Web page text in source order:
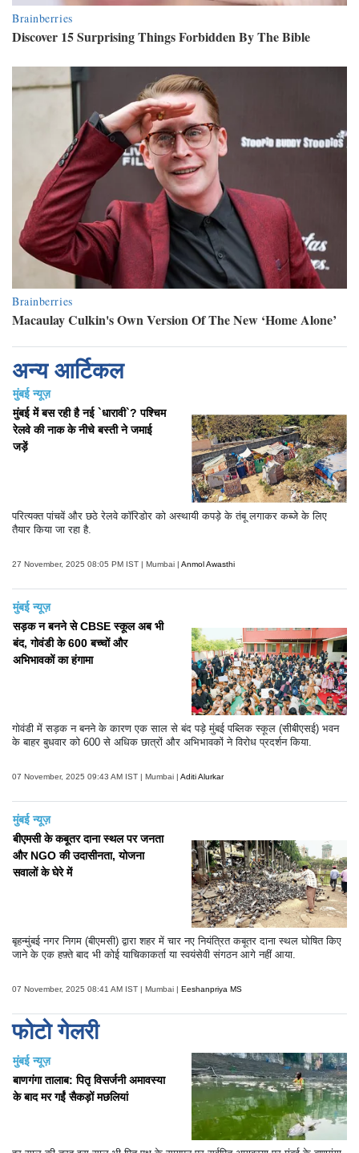
अन्य आर्टिकल
मुंबई न्यूज़
मुंबई में बस रही है नई `धारावी`? पश्चिम
रेलवे की नाक के नीचे बस्ती ने जमाई
जड़ें
परित्यक्त पांचवें और छठे रेलवे कॉरिडोर को अस्थायी कपड़े के तंबू लगाकर कब्जे के लिए
तैयार किया जा रहा है.
27 November, 2025 08:05 PM IST | Mumbai | Anmol Awasthi
मुंबई न्यूज़
सड़क न बनने से CBSE स्कूल अब भी
बंद, गोवंडी के 600 बच्चों और
अभिभावकों का हंगामा
गोवंडी में सड़क न बनने के कारण एक साल से बंद पड़े मुंबई पब्लिक स्कूल (सीबीएसई) भवन
के बाहर बुधवार को 600 से अधिक छात्रों और अभिभावकों ने विरोध प्रदर्शन किया.
07 November, 2025 09:43 AM IST | Mumbai | Aditi Alurkar
मुंबई न्यूज़
बीएमसी के कबूतर दाना स्थल पर जनता
और NGO की उदासीनता, योजना
सवालों के घेरे में
बृहन्मुंबई नगर निगम (बीएमसी) द्वारा शहर में चार नए नियंत्रित कबूतर दाना स्थल घोषित किए
जाने के एक हफ़्ते बाद भी कोई याचिकाकर्ता या स्वयंसेवी संगठन आगे नहीं आया.
07 November, 2025 08:41 AM IST | Mumbai | Eeshanpriya MS
फोटो गेलरी
मुंबई न्यूज़
बाणगंगा तालाब: पितृ विसर्जनी अमावस्या
के बाद मर गईं सैकड़ों मछलियां